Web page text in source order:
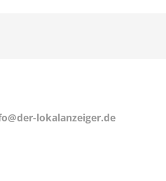
lokalanzeiger.de